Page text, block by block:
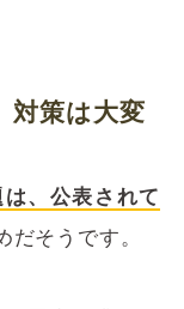
対策は大変
、公表されて
だそうです。